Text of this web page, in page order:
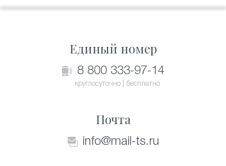
Единый номер
8 800 333-97-14
круглосуточно | бесплатно
Почта
info@mail-ts.ru